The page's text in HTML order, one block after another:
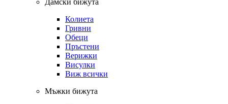
Колиета
Гривни
Обеци
Пръстени
Верижки
Висулки
Виж всички
Мъжки бижута